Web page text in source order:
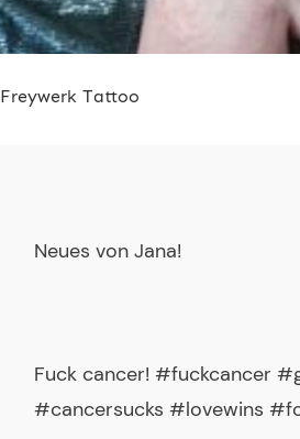
Freywerk Tattoo
Neues von Jana!
Fuck cancer! #fuckcancer
#cancersucks #lovewins